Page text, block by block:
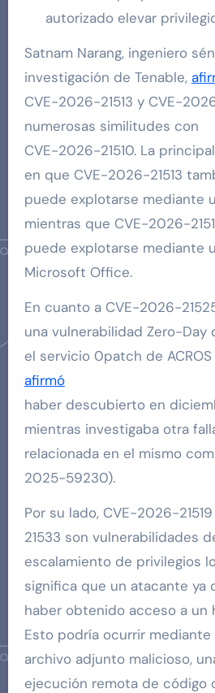
autorizado elevar
Satnam Narang, ingeniero
investigación de Tenable,
CVE-2026-21513 y CVE-
numerosas similitudes con
CVE-2026-21510. La
en que CVE-2026-21513
puede explotarse mediante
mientras que CVE-2026-
puede explotarse mediante
Microsoft Office.
En cuanto a CVE-2026-
una vulnerabilidad Zero-Day
el servicio 0patch de
afirmó
haber descubierto en
mientras investigaba otra
relacionada en el mismo
2025-59230).
Por su lado, CVE-2026-
21533 son ​​vulnerabilidades
escalamiento de privilegios
significa que un atacante ya
haber obtenido acceso a un
Esto podría ocurrir mediante
archivo adjunto malicioso,
ejecución remota de código